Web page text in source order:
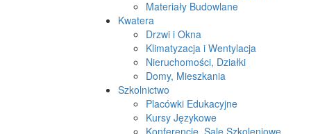
Materiały Budowlane
Kwatera
Drzwi i Okna
Klimatyzacja i Wentylacja
Nieruchomości, Działki
Domy, Mieszkania
Szkolnictwo
Placówki Edukacyjne
Kursy Językowe
Konferencje, Sale Szkoleniowe